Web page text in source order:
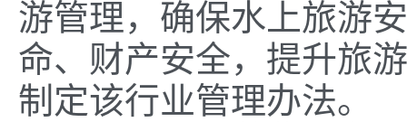
游管理，确保水上旅游
命、财产安全， 提升旅
制定该行业管理办法。